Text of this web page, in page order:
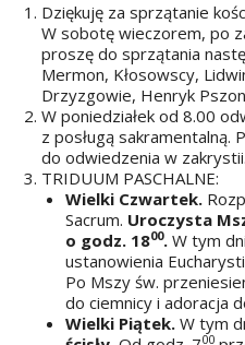
Dziękuję za sprzątanie
W sobotę wieczorem, po
proszę do sprzątania
Mermon, Kłosowscy,
Drzyzgowie, Henryk
W poniedziałek od 8.00
z posługą sakramentalną.
do odwiedzenia w zakrystii.
TRIDUUM PASCHALNE:
Wielki Czwartek.
Sacrum. Uroczysta
o godz. 1800. W tym
ustanowienia
Po Mszy św.
do ciemnicy i adoracja
Wielki Piątek. W tym
00